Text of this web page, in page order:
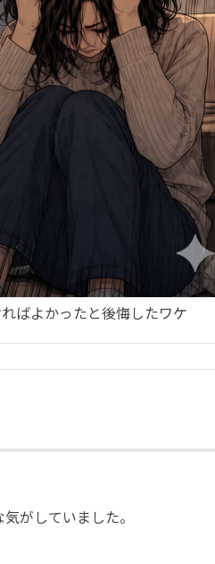
ばよかったと後悔したワケ
がしていました。